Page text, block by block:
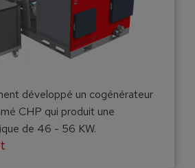
développé un cogénérateur
CHP qui produit une
de 46 - 56 KW.